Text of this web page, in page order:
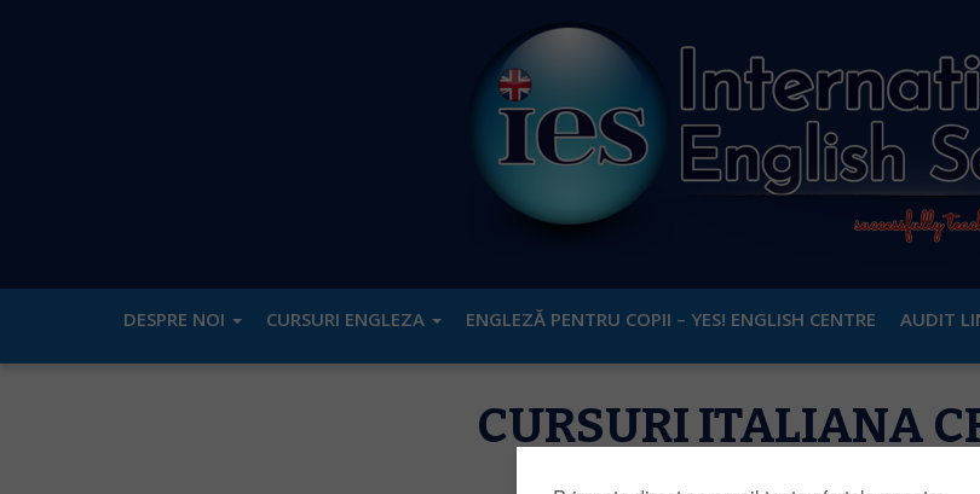
DESPRE NOI CURSURI ENGLEZA ENGLEZĂ PENTRU COPII – YES! ENGLISH CENTRE AUDIT
CURSURI ITALIANA